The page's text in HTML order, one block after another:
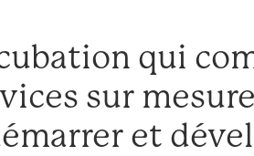
qui
sur
et